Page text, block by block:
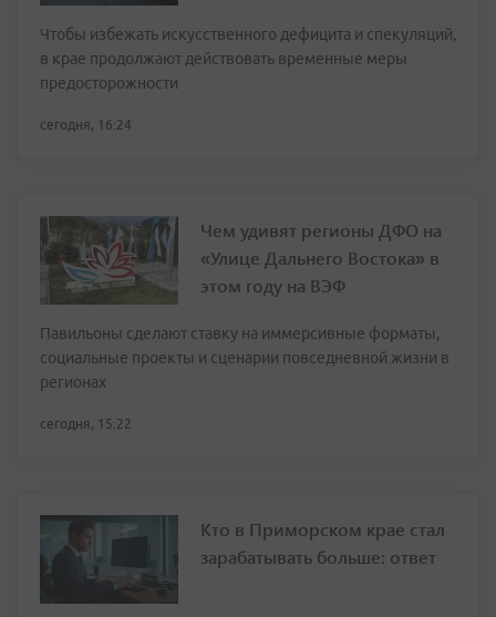
Чтобы избежать искусственного дефицита и спекуляций,
в крае продолжают действовать временные меры
предосторожности
сегодня, 16:24
Чем удивят регионы ДФО на
«Улице Дальнего Востока» в
этом году на ВЭФ
Павильоны сделают ставку на иммерсивные форматы,
социальные проекты и сценарии повседневной жизни в
регионах
сегодня, 15:22
Кто в Приморском крае стал
зарабатывать больше: ответ